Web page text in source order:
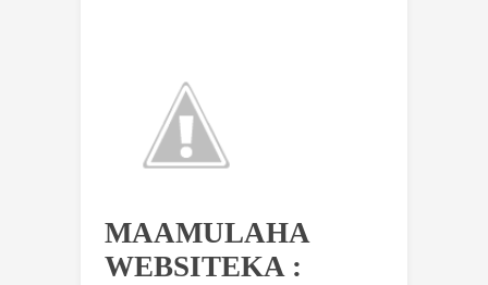
MAAMULAHA
WEBSITEKA :